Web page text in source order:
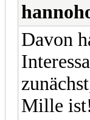
Davon
Mille